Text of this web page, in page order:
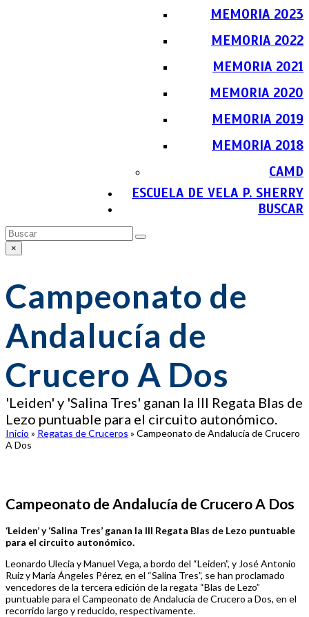
MEMORIA 2023
MEMORIA 2022
MEMORIA 2021
MEMORIA 2020
MEMORIA 2019
MEMORIA 2018
CAMD
ESCUELA DE VELA P. SHERRY
BUSCAR
Buscar
Enviar
×
Close
Campeonato de
Andalucía de
Crucero A Dos
'Leiden' y 'Salina Tres' ganan la III Regata Blas de
Lezo puntuable para el circuito autonómico.
Inicio » Regatas de Cruceros » Campeonato de Andalucía de Crucero
A Dos
Campeonato de Andalucía de Crucero A Dos
‘Leiden’ y ‘Salina Tres’ ganan la III Regata Blas de Lezo puntuable
para el circuito autonómico.
Leonardo Ulecia y Manuel Vega, a bordo del “Leiden”, y José Antonio
Ruiz y María Ángeles Pérez, en el “Salina Tres”, se han proclamado
vencedores de la tercera edición de la regata “Blas de Lezo”
puntuable para el Campeonato de Andalucía de Crucero a Dos, en el
recorrido largo y reducido, respectivamente.